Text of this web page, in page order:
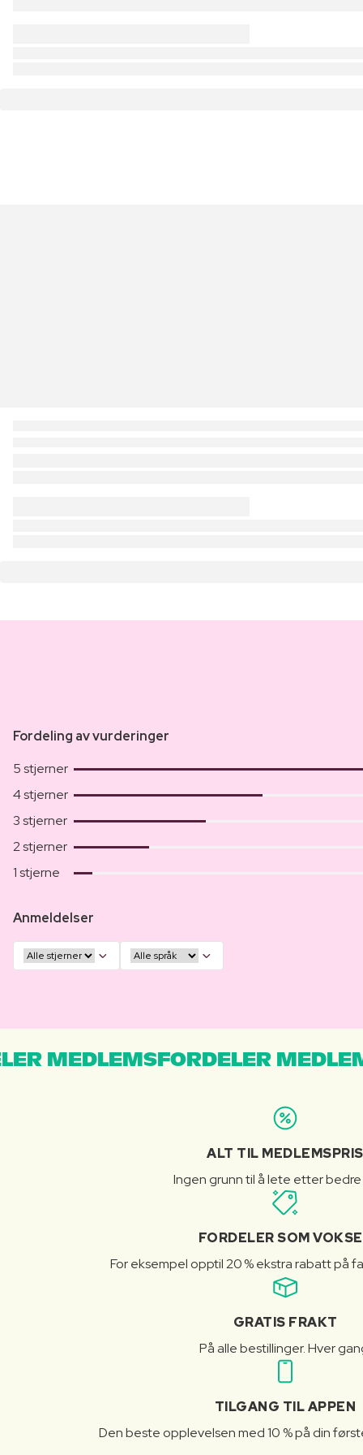
Fordeling av vurderinger
5 stjerner
4 stjerner
3 stjerner
2 stjerner
1 stjerne
Anmeldelser
MEDLEMSFORDELER
ALT TIL MEDLEMSPRIS
Ingen grunn til å lete etter bedre
FORDELER SOM
For eksempel opptil 20 % ekstra rabatt på
GRATIS FRAKT
På alle bestillinger. Hver
TILGANG TIL APPEN
Den beste opplevelsen med 10 % på din